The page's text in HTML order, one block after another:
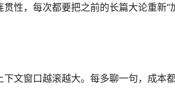
性，每次都要把之前的长篇大论重新“
文窗口越滚越大。每多聊一句，成本